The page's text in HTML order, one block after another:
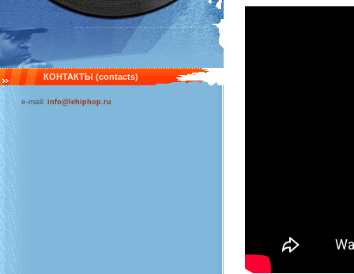
КОНТАКТЫ (contacts)
e-mail: info@lehiphop.ru